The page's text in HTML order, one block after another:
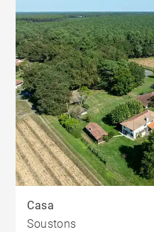
Casa
Soustons